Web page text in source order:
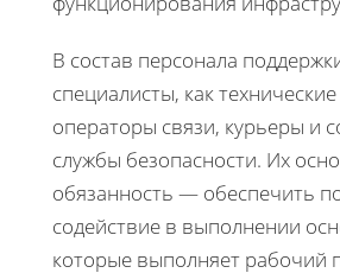
В состав персонала
специалисты, как
операторы связи, курьеры и
службы безопасности. Их
обязанность — обеспечить
содействие в выполнении
которые выполняет рабочий